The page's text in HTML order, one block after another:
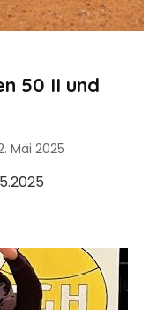
50 II und
Mai 2025